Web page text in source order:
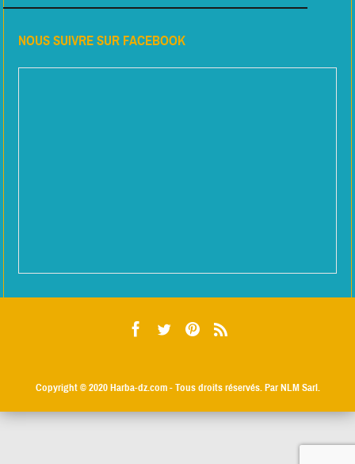
NOUS SUIVRE SUR FACEBOOK
Copyright © 2020Harba-dz.com- Tous droits réservés. Par NLM Sarl.